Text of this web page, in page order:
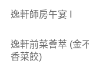
逸軒師房午宴 I
逸軒前菜薈萃 (金
香菜餃)